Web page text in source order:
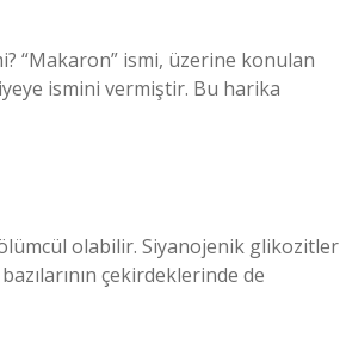
“Makaron” ismi, üzerine konulan
ismini vermiştir. Bu harika
olabilir. Siyanojenik glikozitler
çekirdeklerinde de